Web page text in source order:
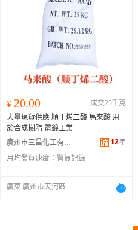
¥ 20.00
成交25千克
大量現貨供應 順丁烯二酸 馬來酸 用
於合成樹脂 電鍍工業
廣州市三昌化工有限公司
12年
月均發貨速度： 暫無記錄
廣東 廣州市天河區